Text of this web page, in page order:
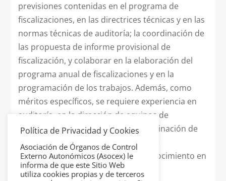
previsiones contenidas en el programa de
fiscalizaciones, en las directrices técnicas y en las
normas técnicas de auditoría; la coordinación de
las propuesta de informe provisional de
fiscalización, y colaborar en la elaboración del
programa anual de fiscalizaciones y en la
programación de los trabajos. Además, como
méritos específicos, se requiere experiencia en
auditoría, en la dirección de equipos de
fiscalización y en la dirección y coordinación de
informes de fiscalización; dominio de
contabilidad pública y privada, y conocimiento en
materia de enjuiciamiento contable.
Política de Privacidad y Cookies
Asociación de Órganos de Control
Externo Autonómicos (Asocex) le
informa de que este Sitio Web
utiliza cookies propias y de terceros